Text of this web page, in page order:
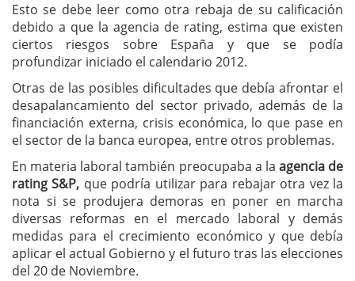
Esto se debe leer como otra rebaja de su calificación
debido a que la agencia de rating, estima que existen
ciertos riesgos sobre España y que se podía
profundizar iniciado el calendario 2012.
Otras de las posibles dificultades que debía afrontar el
desapalancamiento del sector privado, además de la
financiación externa, crisis económica, lo que pase en
el sector de la banca europea, entre otros problemas.
En materia laboral también preocupaba a la agencia de
rating S&P, que podría utilizar para rebajar otra vez la
nota si se produjera demoras en poner en marcha
diversas reformas en el mercado laboral y demás
medidas para el crecimiento económico y que debía
aplicar el actual Gobierno y el futuro tras las elecciones
del 20 de Noviembre.